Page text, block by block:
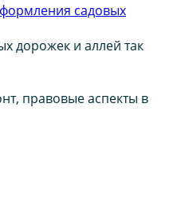
садовых
дорожек и аллей так
правовые аспекты в